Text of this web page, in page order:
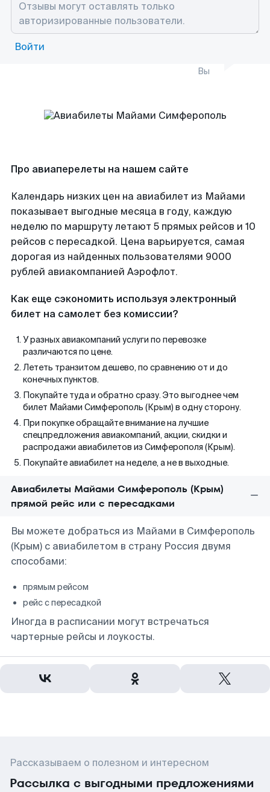
Войти
Вы
Про авиаперелеты на нашем сайте
Календарь низких цен на авиабилет из Майами
показывает выгодные месяца в году, каждую
неделю по маршруту летают 5 прямых рейсов и 10
рейсов с пересадкой. Цена варьируется, самая
дорогая из найденных пользователями 9000
рублей авиакомпанией Аэрофлот.
Как еще сэкономить используя электронный
билет на самолет без комиссии?
У разных авиакомпаний услуги по перевозке
различаются по цене.
Лететь транзитом дешево, по сравнению от и до
конечных пунктов.
Покупайте туда и обратно сразу. Это выгоднее чем
билет Майами Симферополь (Крым) в одну сторону.
При покупке обращайте внимание на лучшие
спецпредложения авиакомпаний, акции, скидки и
распродажи авиабилетов из Симферополя (Крым).
Покупайте авиабилет на неделе, а не в выходные.
Авиабилеты Майами Симферополь (Крым)
прямой рейс или с пересадками
Вы можете добраться из Майами в Симферополь
(Крым) с авиабилетом в страну Россия двумя
способами:
прямым рейсом
рейс с пересадкой
Иногда в расписании могут встречаться
чартерные рейсы и лоукосты.
Рассказываем о полезном и интересном
Рассылка с выгодными предложениями